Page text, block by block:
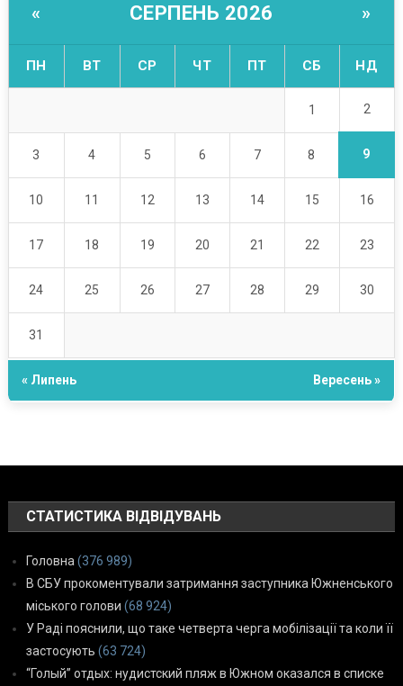
« СЕРПЕНЬ 2026 »
ПН ВТ СР ЧТ ПТ СБ НД
1 2
3 4 5 6 7 8 9
10 11 12 13 14 15 16
17 18 19 20 21 22 23
24 25 26 27 28 29 30
31
« Липень Вересень »
СТАТИСТИКА ВІДВІДУВАНЬ
Головна (376 989)
В СБУ прокоментували затримання заступника Южненського
міського голови (68 924)
У Раді пояснили, що таке четверта черга мобілізації та коли її
застосують (63 724)
“Голый” отдых: нудистский пляж в Южном оказался в списке